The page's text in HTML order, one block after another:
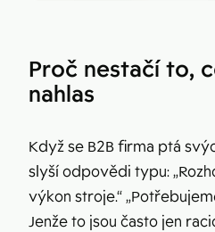
Proč nestačí to,
nahlas
Když se B2B firma ptá
slyší odpovědi typu:
výkon stroje.“
Jenže to jsou často jen